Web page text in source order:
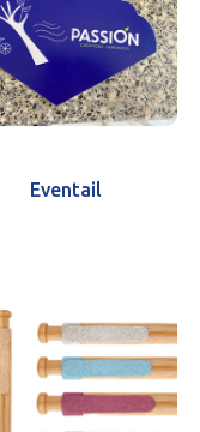
Eventail